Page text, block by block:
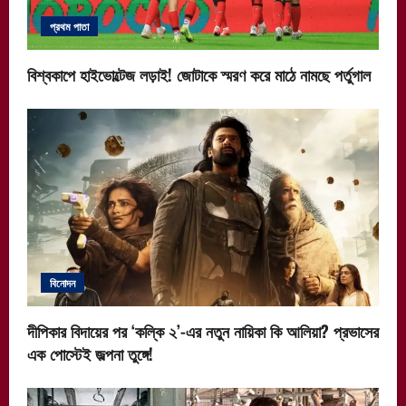
প্রথম পাতা
বিশ্বকাপে হাইভোল্টেজ লড়াই! জোটাকে স্মরণ করে মাঠে নামছে পর্তুগাল
বিনোদন
দীপিকার বিদায়ের পর ‘কল্কি ২’-এর নতুন নায়িকা কি আলিয়া? প্রভাসের
এক পোস্টেই জল্পনা তুঙ্গে!